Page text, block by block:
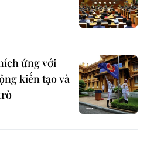
ứng với
kiến tạo và